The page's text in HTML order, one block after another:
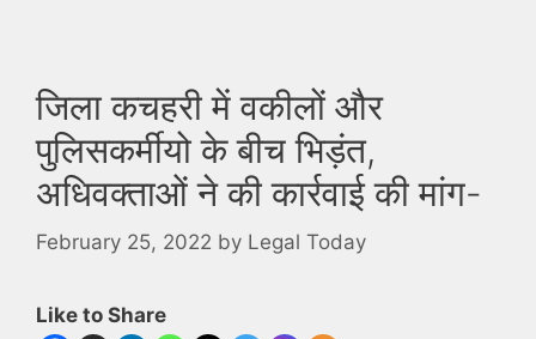
जिला कचहरी में वकीलों और
पुलिसकर्मीयो के बीच भिड़ंत,
अधिवक्ताओं ने की कार्रवाई की मांग-
February 25, 2022 by Legal Today
Like to Share